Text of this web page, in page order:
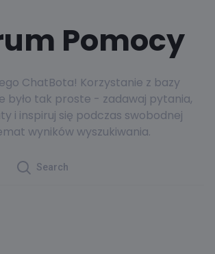
Pomocy
ChatBota! Korzystanie z bazy
było tak proste - zadawaj pytania,
i inspiruj się podczas swobodnej
wyników wyszukiwania.
Search